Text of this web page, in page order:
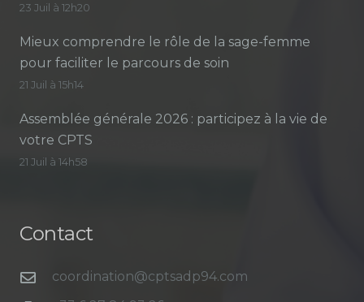
23 Juil à 12h20
Mieux comprendre le rôle de la sage-femme
pour faciliter le parcours de soin
21 Juil à 15h14
Assemblée générale 2026 : participez à la vie de
votre CPTS
21 Juil à 14h58
Contact
coordination@cptsadp94.com